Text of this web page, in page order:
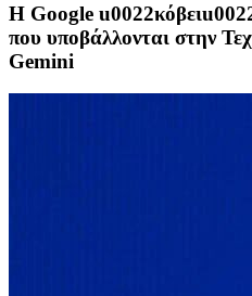
Η Google
που υποβάλλονται στην
Gemini